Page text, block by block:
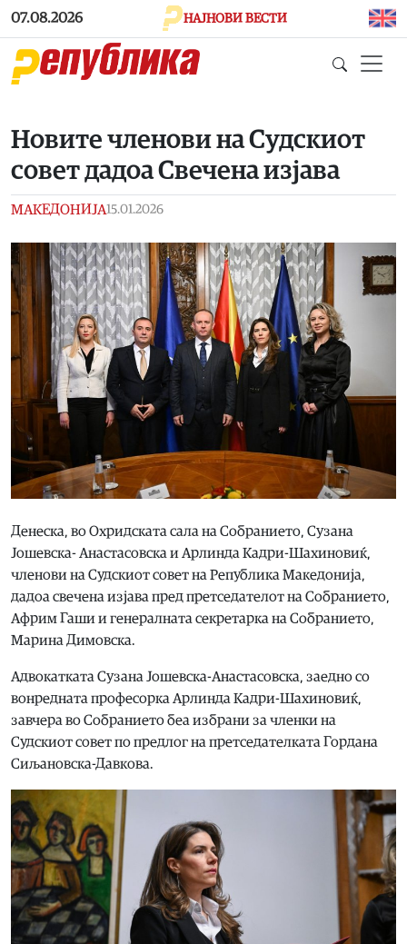
Skip to main content
07.08.2026 НАЈНОВИ ВЕСТИ
Новите членови на Судскиот
совет дадоа Свечена изјава
МАКЕДОНИЈА15.01.2026
Денеска, во Охридската сала на Собранието, Сузана
Јошевска- Анастасовска и Арлинда Кадри-Шахиновиќ,
членови на Судскиот совет на Република Македонија,
дадoa свечена изјава пред претседателот на Собранието,
Африм Гаши и генералната секретарка на Собранието,
Марина Димовска.
Адвокатката Сузана Јошевска-Анастасовска, заедно со
вонредната професорка Арлинда Кадри-Шахиновиќ,
завчера во Собранието беа избрани за членки на
Судскиот совет по предлог на претседателката Гордана
Сиљановска-Давкова.